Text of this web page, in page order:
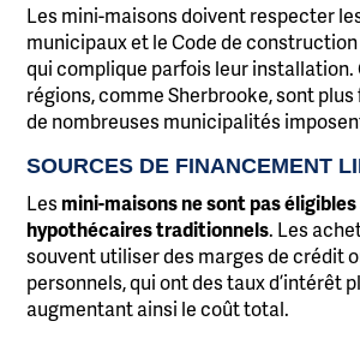
Les mini-maisons doivent respecter
municipaux et le Code de
qui complique parfois leur installation.
régions, comme Sherbrooke, sont
de nombreuses municipalités
SOURCES DE FINANCEMENT
Les mini-maisons ne sont pas
hypothécaires traditionnels. Les
souvent utiliser des marges de crédit
personnels, qui ont des taux d’intérêt
augmentant ainsi le coût total.